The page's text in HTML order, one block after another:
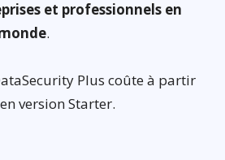
et professionnels en
.
Plus coûte à partir
version Starter.